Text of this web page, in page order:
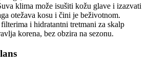
klima može isušiti kožu glave i izazvati
otežava kosu i čini je beživotnom.
i hidratantni tretmani za skalp
korena, bez obzira na sezonu.